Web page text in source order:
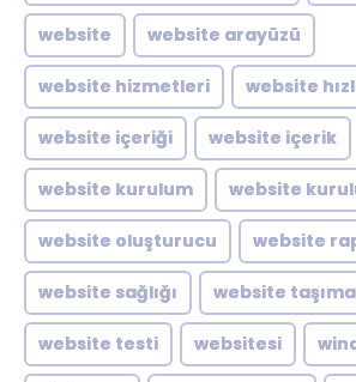
website website arayüzü
website hizmetleri website
website içeriği website içerik
website kurulum website
website oluşturucu website
website sağlığı website taşıma
website testi websitesi